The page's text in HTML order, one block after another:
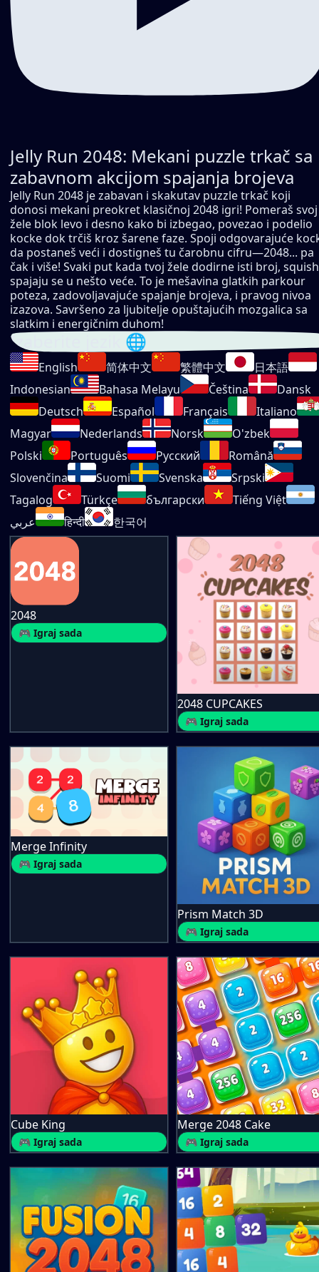
Jelly Run 2048: Mekani puzzle trkač sa
zabavnom akcijom spajanja brojeva
Jelly Run 2048 je zabavan i skakutav puzzle trkač koji
donosi mekani preokret klasičnoj 2048 igri! Pomeraš svoj
žele blok levo i desno kako bi izbegao, povezao i podelio
kocke dok trčiš kroz šarene faze. Spoji odgovarajuće
da postaneš veći i dostigneš tu čarobnu cifru—2048... pa
čak i više! Svaki put kada tvoj žele dodirne isti broj,
spajaju se u nešto veće. To je mešavina glatkih parkour
poteza, zadovoljavajuće spajanje brojeva, i pravog nivoa
izazova. Savršeno za ljubitelje opuštajućih mozgalica sa
slatkim i energičnim duhom!
Izaberite jezik 🌐
English 简体中文 繁體中文
日本語
Indonesian
Bahasa Melayu Čeština
Dansk
Deutsch
Español Français
Italiano
Magyar
Nederlands Norsk
O'zbek
Polski
Português Русский
Română
Slovenčina
Suomi Svenska
Srpski
Tagalog
Türkçe български
Tiếng Việt
عربي
हिन्दी 한국어
2048
🎮 Igraj sada
2048 CUPCAKES
🎮 Igraj sada
Merge Infinity
🎮 Igraj sada
Prism Match 3D
🎮 Igraj sada
Cube King
🎮 Igraj sada
Merge 2048 Cake
🎮 Igraj sada